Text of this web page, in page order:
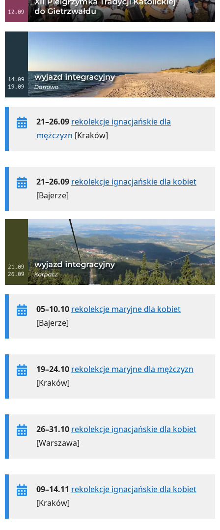
21–26.09 rekolekcje ignacjańskie dla
mężczyzn [Kraków]
21–26.09 rekolekcje ignacjańskie dla kobiet
[Bajerze]
05–10.10 rekolekcje maryjne dla kobiet
[Bajerze]
19–24.10 rekolekcje maryjne dla mężczyzn
[Kraków]
26–31.10 rekolekcje ignacjańskie dla kobiet
[Warszawa]
09–14.11 rekolekcje ignacjańskie dla kobiet
[Kraków]